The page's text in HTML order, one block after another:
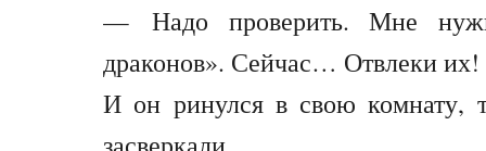
— Надо проверить. Мне
драконов». Сейчас… Отвлеки их!
И он ринулся в свою комнату,